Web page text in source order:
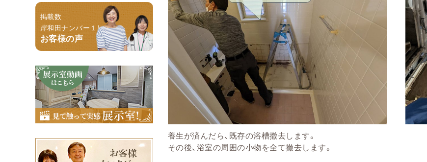
掲載数
岸和田ナンバー１！
お客様の声
養生が済んだら、既存の浴槽撤去します。
その後、浴室の周囲の小物を全て撤去します。